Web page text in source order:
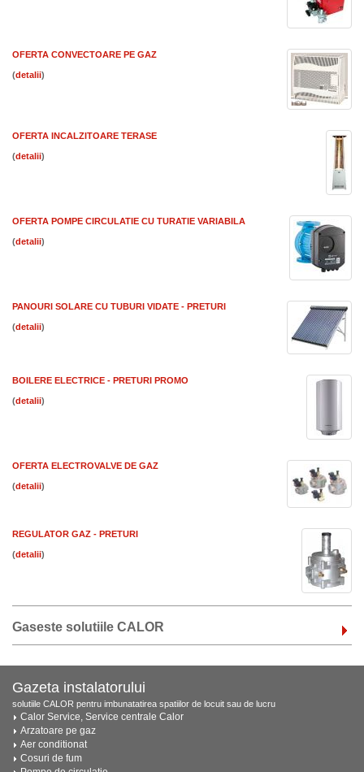
OFERTA CONVECTOARE PE GAZ
( )
OFERTA INCALZITOARE TERASE
( )
OFERTA POMPE CIRCULATIE CU TURATIE VARIABILA
( )
PANOURI SOLARE CU TUBURI VIDATE - PRETURI
( )
BOILERE ELECTRICE - PRETURI PROMO
( )
OFERTA ELECTROVALVE DE GAZ
( )
REGULATOR GAZ - PRETURI
( )
Gaseste solutiile CALOR
Gazeta instalatorului
solutiile CALOR pentru imbunatatirea spatiilor de locuit sau de lucru
Calor Service, Service centrale Calor
Arzatoare pe gaz
Aer conditionat
Cosuri de fum